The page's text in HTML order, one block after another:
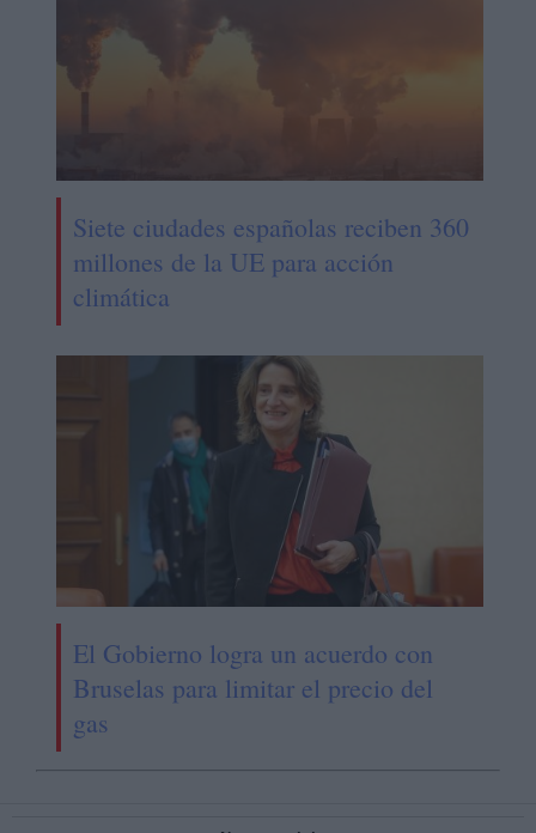
Siete ciudades españolas reciben 360
millones de la UE para acción
climática
El Gobierno logra un acuerdo con
Bruselas para limitar el precio del
gas